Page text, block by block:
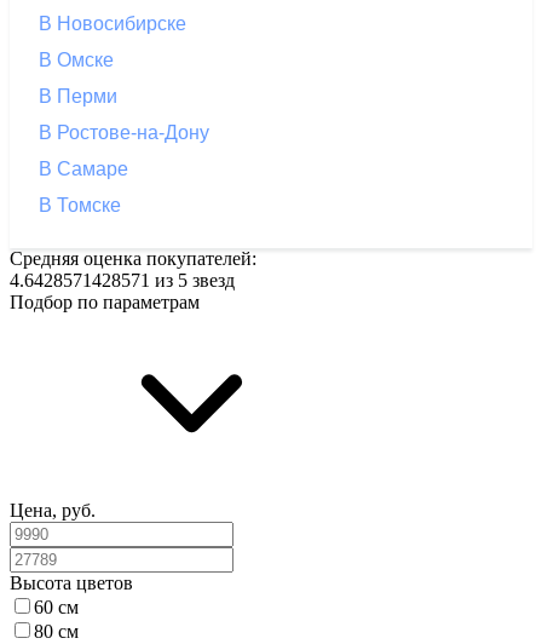
В Новосибирске
В Омске
В Перми
В Ростове-на-Дону
В Самаре
В Томске
Средняя оценка покупателей:
4.6428571428571 из 5 звезд
Подбор по параметрам
Цена, руб.
Высота цветов
60 см
80 см